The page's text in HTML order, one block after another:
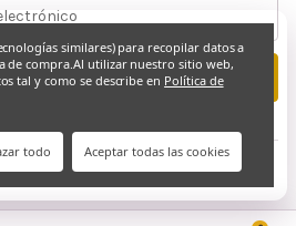
similares) para recopilar datos a
de compra.Al utilizar nuestro sitio web,
tal y como se describe en Política de
todo Aceptar todas las cookies